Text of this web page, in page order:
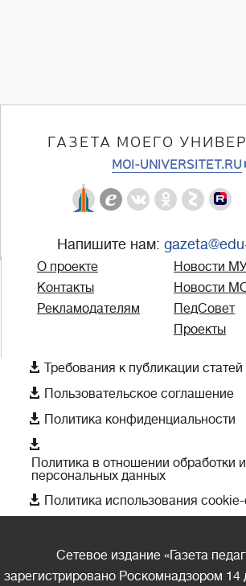
ГАЗЕТА МОЕГО
MOI-UNIVERSITET.RU
Напишите нам:
О проекте
Контакты
Рекламодателям
Новости
Новости
ПедСовет
Проекты
 Требования к публикации статей
 Пользовательское соглашение
 Политика конфиденциальности

Политика в отношении обработки
персональных данных
 Политика использования
Сетевое издание «Газета
зарегистрировано Роскомнадзором 14